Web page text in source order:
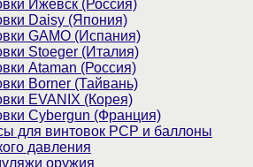
Ижевск (Россия)
Daisy (Япония)
GAMO (Испания)
Stoeger (Италия)
Ataman (Россия)
Borner (Тайвань)
EVANIX (Корея)
Cybergun (Франция)
для винтовок PCP и баллоны
давления
оружия